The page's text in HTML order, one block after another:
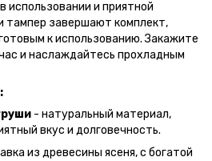
использовании и приятной
тампер завершают комплект,
к использованию. Закажите
и наслаждайтесь прохладным
- натуральный материал,
вкус и долговечность.
из древесины ясеня, с богатой